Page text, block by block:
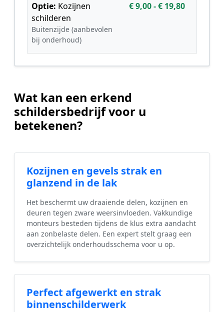
Optie: Kozijnen
schilderen
Buitenzijde (aanbevolen
bij onderhoud)
€ 9,00 - € 19,80
Wat kan een erkend
schildersbedrijf voor u
betekenen?
Kozijnen en gevels strak en
glanzend in de lak
Het beschermt uw draaiende delen, kozijnen en
deuren tegen zware weersinvloeden. Vakkundige
monteurs besteden tijdens de klus extra aandacht
aan zonbelaste delen. Een expert stelt graag een
overzichtelijk onderhoudsschema voor u op.
Perfect afgewerkt en strak
binnenschilderwerk